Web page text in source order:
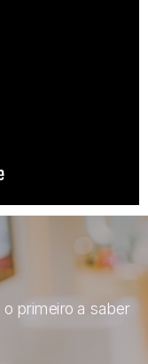
primeiro a saber